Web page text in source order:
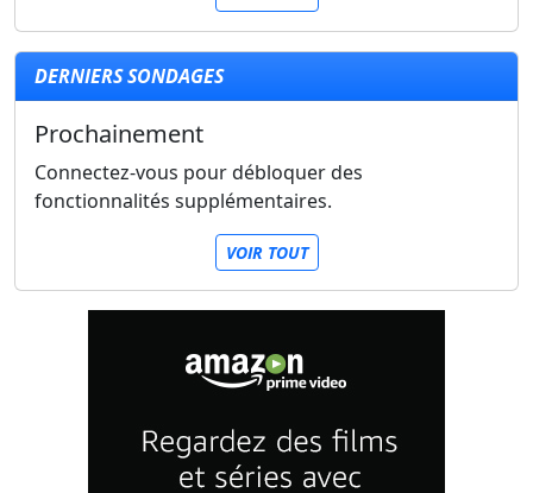
DERNIERS SONDAGES
Prochainement
Connectez-vous pour débloquer des
fonctionnalités supplémentaires.
VOIR TOUT